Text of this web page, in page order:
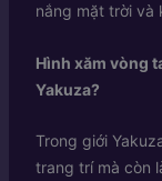
nắng mặt trời và
Hình xăm vòng
Yakuza?
Trong giới
trang trí mà còn